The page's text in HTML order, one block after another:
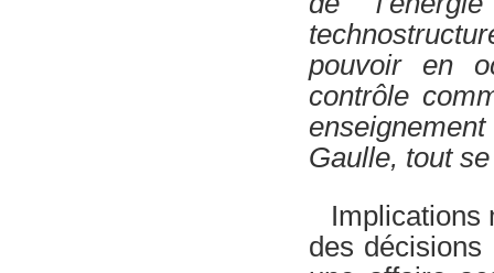
pouvoir en
contrôle
Gaulle, tout
Implications
des